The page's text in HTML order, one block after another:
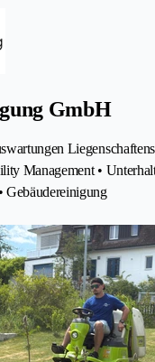
GmbH
Management •
Gebäudereinigung